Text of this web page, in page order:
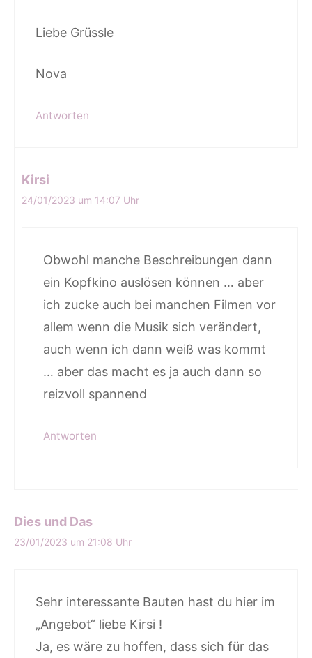
Liebe Grüssle
Nova
Antworten
Kirsi
24/01/2023 um 14:07 Uhr
Obwohl manche Beschreibungen dann
ein Kopfkino auslösen können … aber
ich zucke auch bei manchen Filmen vor
allem wenn die Musik sich verändert,
auch wenn ich dann weiß was kommt
… aber das macht es ja auch dann so
reizvoll spannend
Antworten
Dies und Das
23/01/2023 um 21:08 Uhr
Sehr interessante Bauten hast du hier im
„Angebot“ liebe Kirsi !
Ja, es wäre zu hoffen, dass sich für das